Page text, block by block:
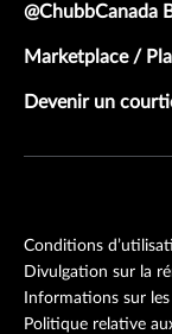
@ChubbCanada
Marketplace /
Devenir un
Conditions
Divulgation sur la
Informations sur
Politique relative